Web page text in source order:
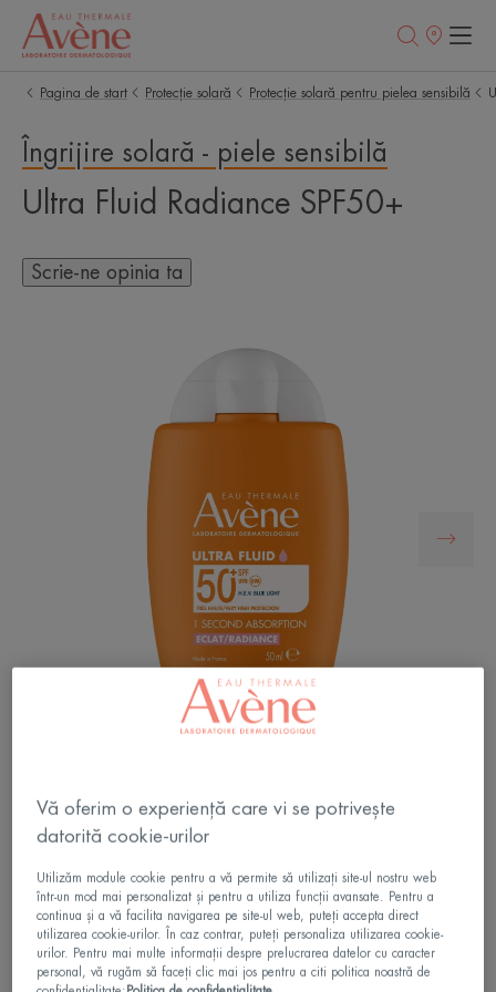
Retailerii
Pagina de start Protecție solară Protecție solară pentru pielea sensibilă
Îngrijire solară - piele sensibilă
Ultra Fluid Radiance SPF50+
Scrie-ne opinia ta
Protecție solară foarte ridicată pentru pielea
sensibilă. Protecție solară pentru a te simți
sporește strălucirea naturală a pielii.
Textură ultra-fluidă, ultra-lejeră. Se absoarbe rapid
și are un efect nelipicios.
Vă oferim o experiență care vi se potrivește
datorită cookie-urilor
Utilizăm module cookie pentru a vă permite să utilizați site-ul nostru web
într-un mod mai personalizat și pentru a utiliza funcții avansate. Pentru a
continua și a vă facilita navigarea pe site-ul web, puteți accepta direct
utilizarea cookie-urilor. În caz contrar, puteți personaliza utilizarea cookie-
urilor. Pentru mai multe informații despre prelucrarea datelor cu caracter
personal, vă rugăm să faceți clic mai jos pentru a citi politica noastră de